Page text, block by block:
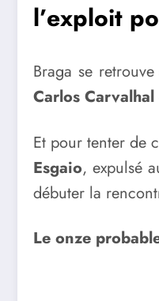
l’exploit
Braga se
Carlos Carvalhal
Et pour tenter de
Esgaio, expulsé
débuter la
Le onze